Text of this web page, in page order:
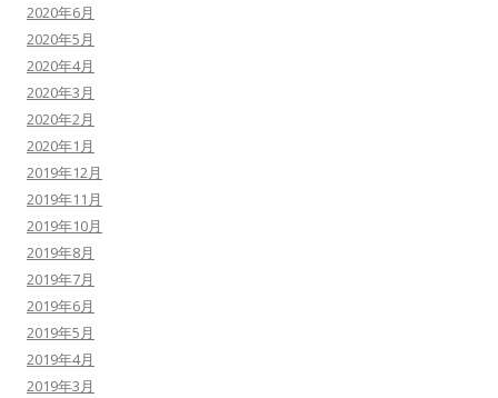
2020年6月
2020年5月
2020年4月
2020年3月
2020年2月
2020年1月
2019年12月
2019年11月
2019年10月
2019年8月
2019年7月
2019年6月
2019年5月
2019年4月
2019年3月